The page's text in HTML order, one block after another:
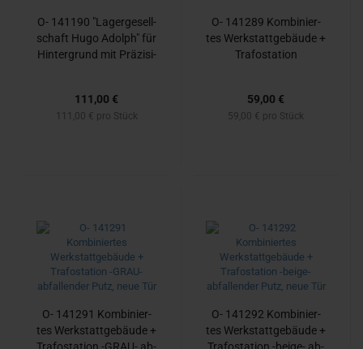
O- 141190 "La­ger­ge­sell­
schaft Hugo Adolph" für
Hin­ter­grund mit Prä­zi­si­
111,00 €
111,00 € pro Stück
O- 141289 Kom­bi­nier­
tes Werk­statt­ge­bäu­de +
Tra­fo­sta­ti­on
59,00 €
59,00 € pro Stück
O- 141291 Kom­bi­nier­
tes Werk­statt­ge­bäu­de +
O- 141292 Kom­bi­nier­
tes Werk­statt­ge­bäu­de +